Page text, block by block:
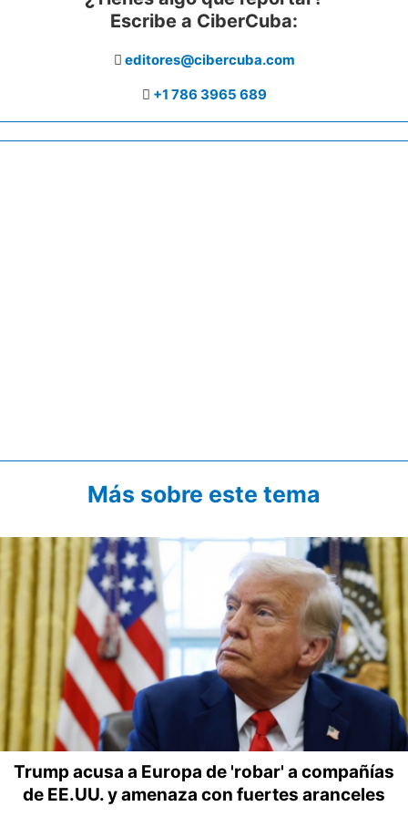
Escribe a CiberCuba:
editores@cibercuba.com
+1 786 3965 689
Más sobre este tema
Trump acusa a Europa de 'robar' a compañías
de EE.UU. y amenaza con fuertes aranceles